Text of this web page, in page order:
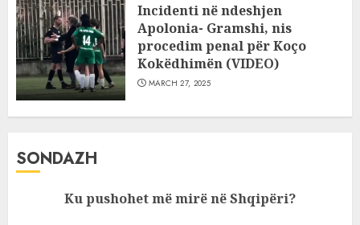
Incidenti në ndeshjen
Apolonia- Gramshi, nis
procedim penal për Koço
Kokëdhimën (VIDEO)
MARCH 27, 2025
SONDAZH
Ku pushohet më mirë në Shqipëri?